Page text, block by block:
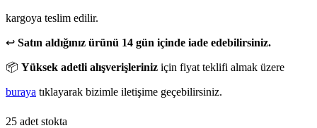
kargoya teslim edilir.
↩️ Satın aldığınız ürünü 14 gün içinde iade edebilirsiniz.
📦 Yüksek adetli alışverişleriniz için fiyat teklifi almak üzere
buraya tıklayarak bizimle iletişime geçebilirsiniz.
25 adet stokta